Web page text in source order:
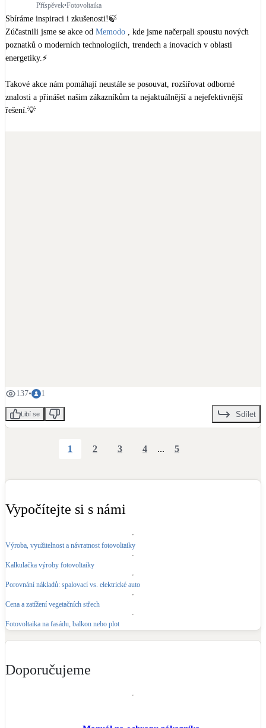
Příspěvek•Fotovoltaika
Sbíráme inspiraci i zkušenosti!🍃
Zúčastnili jsme se akce od Memodo , kde jsme načerpali spoustu nových
poznatků o moderních technologiích, trendech a inovacích v oblasti
energetiky.⚡
Takové akce nám pomáhají neustále se posouvat, rozšiřovat odborné
znalosti a přinášet našim zákazníkům ta nejaktuálnější a nejefektivnější
řešení.💡
137• 1
Libí se Sdílet
1 2 3 4 ... 5
Vypočítejte si s námi
Výroba, využitelnost a návratnost fotovoltaiky
Kalkulačka výroby fotovoltaiky
Porovnání nákladů: spalovací vs. elektrické auto
Cena a zatížení vegetačních střech
Fotovoltaika na fasádu, balkon nebo plot
Doporučujeme